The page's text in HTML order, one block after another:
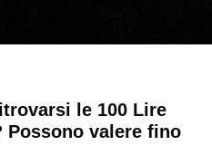
le 100 Lire
valere fino